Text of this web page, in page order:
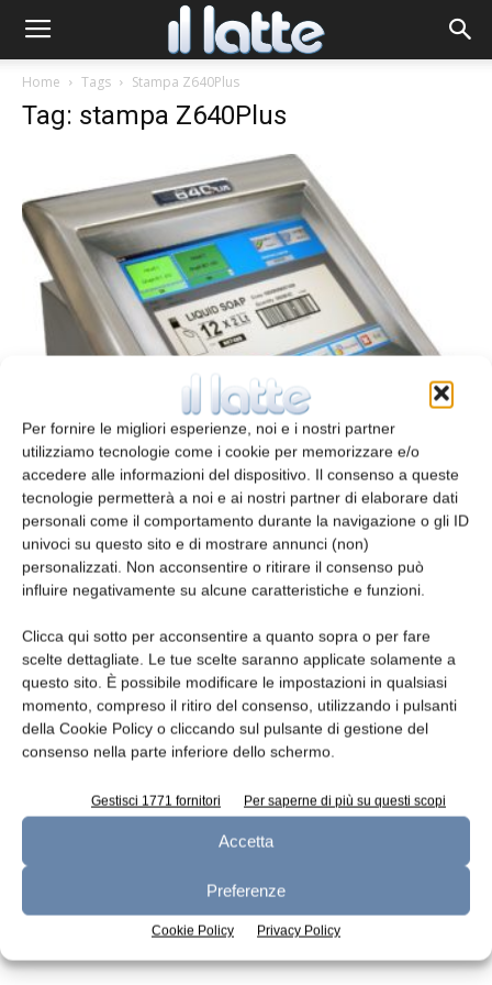
Per fornire le migliori esperienze, noi e i nostri partner
utilizziamo tecnologie come i cookie per memorizzare e/o
accedere alle informazioni del dispositivo. Il consenso a queste
tecnologie permetterà a noi e ai nostri partner di elaborare dati
personali come il comportamento durante la navigazione o gli ID
univoci su questo sito e di mostrare annunci (non)
personalizzati. Non acconsentire o ritirare il consenso può
influire negativamente su alcune caratteristiche e funzioni.
Clicca qui sotto per acconsentire a quanto sopra o per fare
scelte dettagliate. Le tue scelte saranno applicate solamente a
questo sito. È possibile modificare le impostazioni in qualsiasi
momento, compreso il ritiro del consenso, utilizzando i pulsanti
della Cookie Policy o cliccando sul pulsante di gestione del
consenso nella parte inferiore dello schermo.
Gestisci 1771 fornitori Per saperne di più su questi scopi
Accetta
Preferenze
Cookie Policy Privacy Policy
Home Tags Stampa Z640Plus
Tag: stampa Z640Plus
Stampa a getto d’inchiostro
redazione 2 Ottobre 2013
Leggi la rivista
n.6 - Giugno 2026 n.5 - Maggio 2026
Edicola Web